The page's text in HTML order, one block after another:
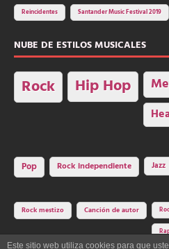
Reincidentes Santander Music Festival 2019
NUBE DE ESTILOS MUSICALES
Rock Hip Hop
Pop Rock independiente Jazz
Rock mestizo Canción de autor
Este sitio web utiliza cookies para que